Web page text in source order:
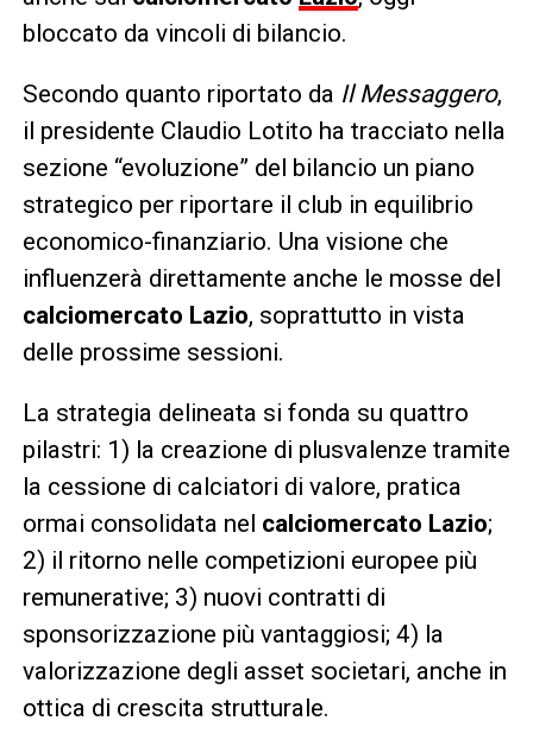
bloccato da vincoli di bilancio.
Secondo quanto riportato da Il Messaggero,
il presidente Claudio Lotito ha tracciato nella
sezione “evoluzione” del bilancio un piano
strategico per riportare il club in equilibrio
economico-finanziario. Una visione che
influenzerà direttamente anche le mosse del
calciomercato Lazio, soprattutto in vista
delle prossime sessioni.
La strategia delineata si fonda su quattro
pilastri: 1) la creazione di plusvalenze tramite
la cessione di calciatori di valore, pratica
ormai consolidata nel calciomercato Lazio;
2) il ritorno nelle competizioni europee più
remunerative; 3) nuovi contratti di
sponsorizzazione più vantaggiosi; 4) la
valorizzazione degli asset societari, anche in
ottica di crescita strutturale.